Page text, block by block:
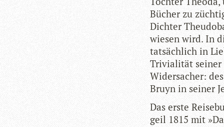
Bücher zu
Dich­ter
wie­sen wird. In
tat­säch­lich in
Tri­via­li­tät sei­ner
Wider­sa­cher:
Bruyn in sei­ner
Das erste
geil 1815 mit